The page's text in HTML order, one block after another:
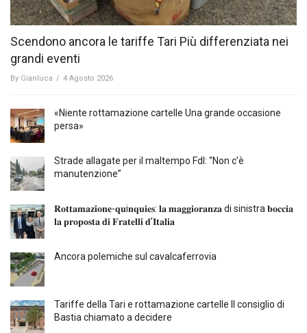
Scendono ancora le tariffe Tari Più differenziata nei
grandi eventi
By Gianluca / 4 Agosto 2026
«Niente rottamazione cartelle Una grande occasione
persa»
Strade allagate per il maltempo FdI: “Non c’è
manutenzione”
𝐑𝐨𝐭𝐭𝐚𝐦𝐚𝐳𝐢𝐨𝐧𝐞-𝐪𝐮i𝐧𝐪𝐮𝐢𝐞𝐬: 𝐥𝐚 𝐦𝐚𝐠𝐠𝐢𝐨𝐫𝐚𝐧𝐳𝐚 di sinistra 𝐛𝐨𝐜𝐜𝐢𝐚
𝐥𝐚 𝐩𝐫𝐨𝐩𝐨𝐬𝐭𝐚 𝐝𝐢 𝐅𝐫𝐚𝐭𝐞𝐥𝐥𝐢 𝐝’𝐈𝐭𝐚𝐥𝐢𝐚
Ancora polemiche sul cavalcaferrovia
Tariffe della Tari e rottamazione cartelle Il consiglio di
Bastia chiamato a decidere